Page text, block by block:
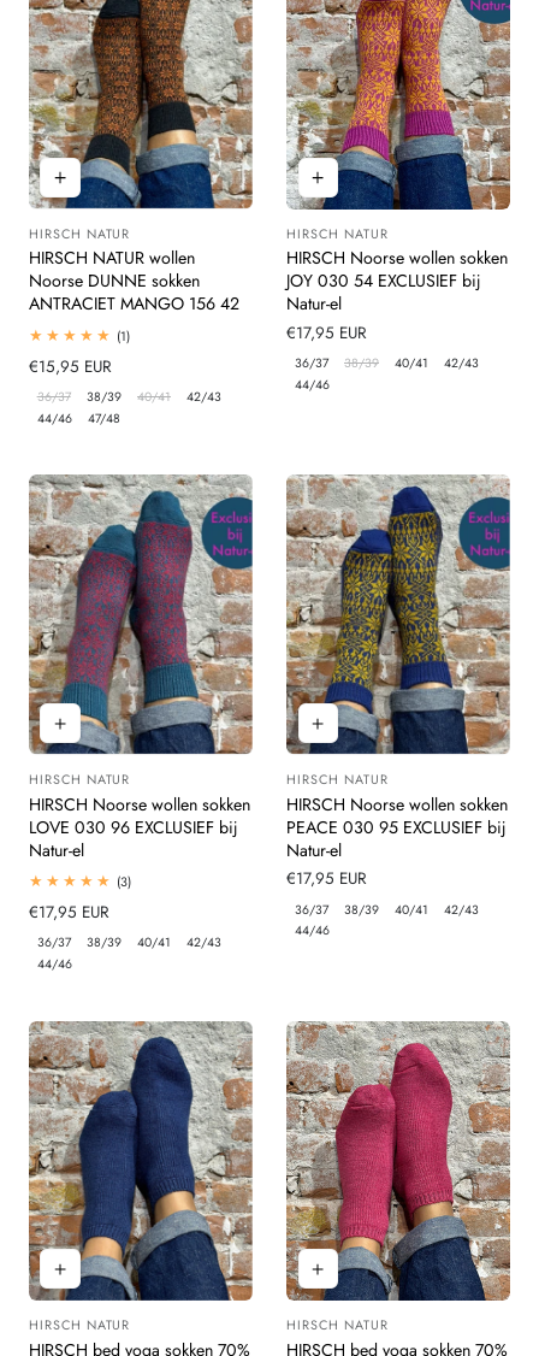
Leverancier:
HIRSCH NATUR
HIRSCH NATUR wollen
Noorse DUNNE sokken
ANTRACIET MANGO 156 42
(1)1
Normale
prijs
€15,95 EUR
36/37 38/39 40/41
42/43
44/46
47/48
Leverancier:
HIRSCH NATUR
HIRSCH Noorse wollen sokken
JOY 030 54 EXCLUSIEF bij
Natur-el
Normale
prijs
€17,95 EUR
36/37 38/39 40/41
42/43
44/46
Leverancier:
HIRSCH NATUR
HIRSCH Noorse wollen sokken
LOVE 030 96 EXCLUSIEF bij
Natur-el
(3)3
Normale
prijs
€17,95 EUR
36/37 38/39 40/41
42/43
44/46
Leverancier:
HIRSCH NATUR
HIRSCH Noorse wollen sokken
PEACE 030 95 EXCLUSIEF bij
Natur-el
Normale
prijs
€17,95 EUR
36/37 38/39 40/41
42/43
44/46
Leverancier:
HIRSCH NATUR
HIRSCH bed yoga sokken 70%
Leverancier:
HIRSCH NATUR
HIRSCH bed yoga sokken 70%